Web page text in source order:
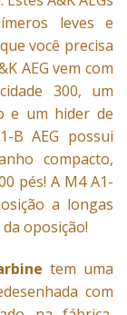
leves e
você precisa
AEG vem com
300, um
e um hider de
B AEG possui
compacto,
pés! A M4 A1-
a longas
oposição!
tem uma
com